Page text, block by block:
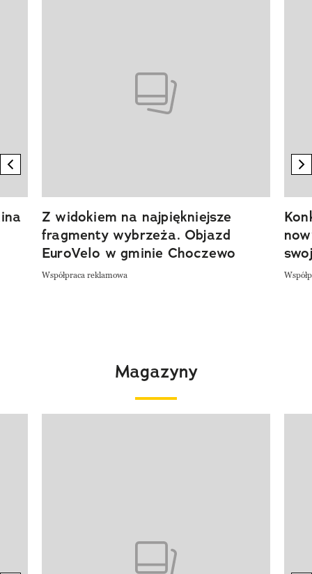
previous element
Z widokiem na najpiękniejsze
fragmenty wybrzeża. Objazd
EuroVelo w gminie Choczewo
Współpraca reklamowa
Magazyny